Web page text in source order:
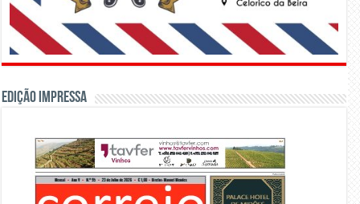
Edição Impressa